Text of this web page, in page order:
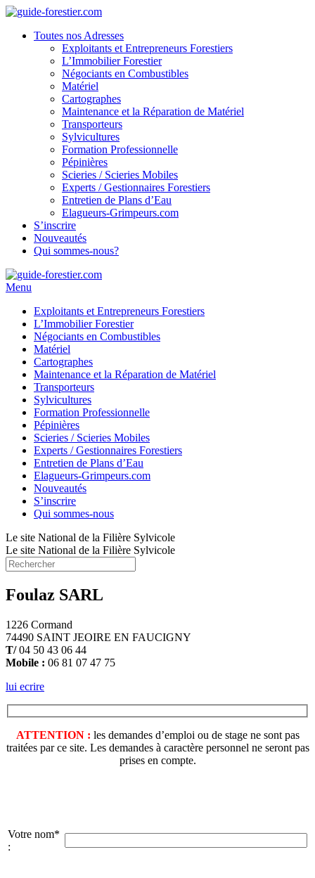
Toutes nos Adresses
Exploitants et Entrepreneurs Forestiers
L’Immobilier Forestier
Négociants en Combustibles
Matériel
Cartographes
Maintenance et la Réparation de Matériel
Transporteurs
Sylvicultures
Formation Professionnelle
Pépinières
Scieries / Scieries Mobiles
Experts / Gestionnaires Forestiers
Entretien de Plans d’Eau
Elagueurs-Grimpeurs.com
S’inscrire
Nouveautés
Qui sommes-nous?
Menu
Exploitants et Entrepreneurs Forestiers
L’Immobilier Forestier
Négociants en Combustibles
Matériel
Cartographes
Maintenance et la Réparation de Matériel
Transporteurs
Sylvicultures
Formation Professionnelle
Pépinières
Scieries / Scieries Mobiles
Experts / Gestionnaires Forestiers
Entretien de Plans d’Eau
Elagueurs-Grimpeurs.com
Nouveautés
S’inscrire
Qui sommes-nous
Le site National de la Filière Sylvicole
Le site National de la Filière Sylvicole
Foulaz SARL
1226 Cormand
74490 SAINT JEOIRE EN FAUCIGNY
T/04 50 43 06 44
Mobile : 06 81 07 47 75
lui ecrire
ATTENTION : les demandes d’emploi ou de stage ne sont pas
traitées par ce site. Les demandes à caractère personnel ne seront pas
prises en compte.
Votre nom*
: